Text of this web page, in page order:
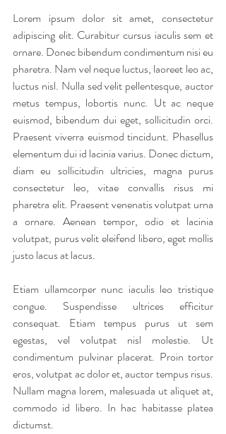
Lorem ipsum dolor sit amet, consectetur
adipiscing elit. Curabitur cursus iaculis sem et
ornare. Donec bibendum condimentum nisi eu
pharetra. Nam vel neque luctus, laoreet leo ac,
luctus nisl. Nulla sed velit pellentesque, auctor
metus tempus, lobortis nunc. Ut ac neque
euismod, bibendum dui eget, sollicitudin orci.
Praesent viverra euismod tincidunt. Phasellus
elementum dui id lacinia varius. Donec dictum,
diam eu sollicitudin ultricies, magna purus
consectetur leo, vitae convallis risus mi
pharetra elit. Praesent venenatis volutpat urna
a ornare. Aenean tempor, odio et lacinia
volutpat, purus velit eleifend libero, eget mollis
justo lacus at lacus.
Etiam ullamcorper nunc iaculis leo tristique
congue. Suspendisse ultrices efficitur
consequat. Etiam tempus purus ut sem
egestas, vel volutpat nisl molestie. Ut
condimentum pulvinar placerat. Proin tortor
eros, volutpat ac dolor et, auctor tempus risus.
Nullam magna lorem, malesuada ut aliquet at,
commodo id libero. In hac habitasse platea
dictumst.